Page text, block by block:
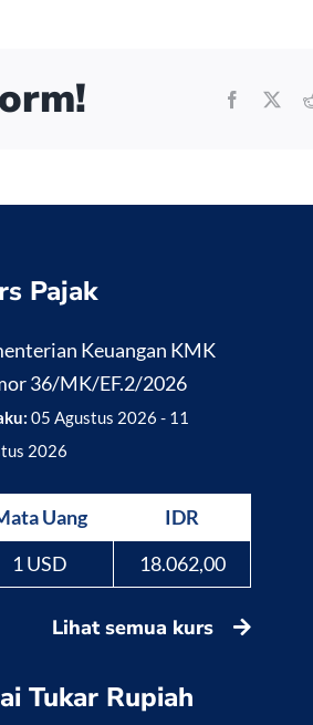
Facebook
Pajak
Keuangan KMK
36/MK/EF.2/2026
05 Agustus 2026 - 11
2026
Uang
IDR
1 USD
18.062,00
Lihat semua kurs
Tukar Rupiah